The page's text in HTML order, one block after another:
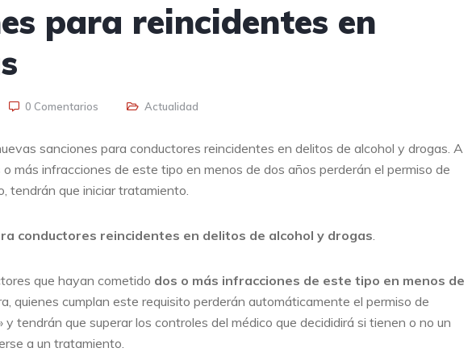
para reincidentes en
0 Comentarios Actualidad
sanciones para conductores reincidentes en delitos de alcohol y drogas. A
más infracciones de este tipo en menos de dos años perderán el permiso de
tendrán que iniciar tratamiento.
conductores reincidentes en delitos de alcohol y drogas.
que hayan cometido dos o más infracciones de este tipo en menos de
quienes cumplan este requisito perderán automáticamente el permiso de
tendrán que superar los controles del médico que decididirá si tienen o no un
a un tratamiento.